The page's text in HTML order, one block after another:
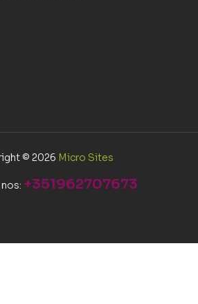
© 2026 Micro Sites
+351962707673